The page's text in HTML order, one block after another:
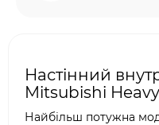
Настінний
Mitsubishi
Найбільш потужна